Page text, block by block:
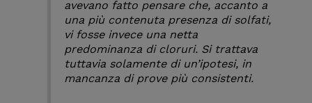
avevano fatto pensare che, accanto a
una più contenuta presenza di solfati,
vi fosse invece una netta
predominanza di cloruri. Si trattava
tuttavia solamente di un’ipotesi, in
mancanza di prove più consistenti.